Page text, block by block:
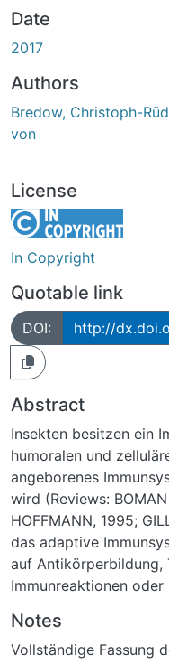
Date
2017
Authors
Bredow, Christoph-
von
License
In Copyright
Quotable link
DOI: http://
Abstract
Insekten besitzen ein
humoralen und
angeborenes Immunsystem
wird (Reviews:
HOFFMANN, 1995;
das adaptive
auf
Immunreaktionen
für die zelluläre
zuständigen Zellen
Notes
Vollständige Fassung